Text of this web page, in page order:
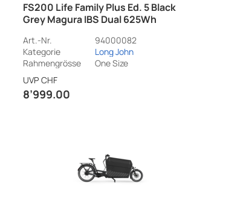
FS200 Life Family Plus Ed. 5 Black
Grey Magura IBS Dual 625Wh
Art.-Nr.
94000082
Kategorie
Long John
Rahmengrösse
One Size
UVP CHF
8’999.00